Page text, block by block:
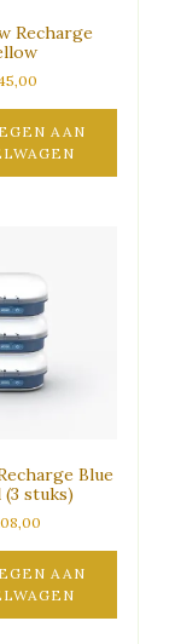
Recharge
AAN
Blue
(3 stuks)
AAN